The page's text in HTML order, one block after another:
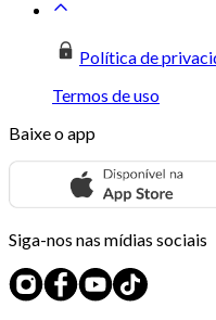
Política de
Termos de uso
Baixe o app
Siga-nos nas mídias sociais